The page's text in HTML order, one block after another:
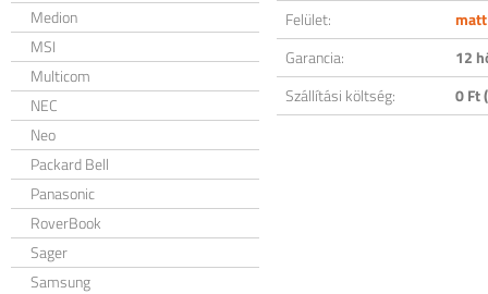
Medion
MSI
Multicom
NEC
Neo
Packard Bell
Panasonic
RoverBook
Sager
Samsung
Felület:
matt
Garancia:
12
Szállítási költség:
0 Ft